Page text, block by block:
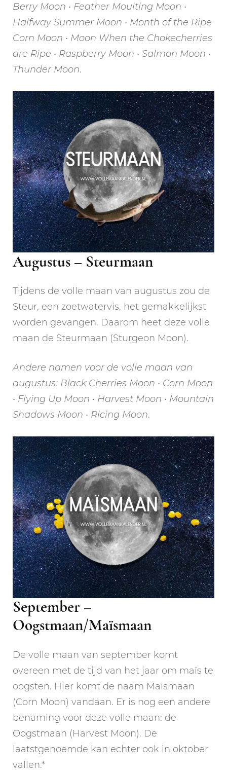
Berry Moon • Feather Moulting Moon •
Halfway Summer Moon • Month of the Ripe
Corn Moon • Moon When the Chokecherries
are Ripe • Raspberry Moon • Salmon Moon •
Thunder Moon.
Augustus – Steurmaan
Tijdens de volle maan van augustus zou de
Steur, een zoetwatervis, het gemakkelijkst
worden gevangen. Daarom heet deze volle
maan de Steurmaan (Sturgeon Moon).
Andere namen voor de volle maan van
augustus: Black Cherries Moon • Corn Moon
• Flying Up Moon • Harvest Moon • Mountain
Shadows Moon • Ricing Moon.
September –
Oogstmaan/Maïsmaan
De volle maan van september komt
overeen met de tijd van het jaar om maïs te
oogsten. Hier komt de naam Maïsmaan
(Corn Moon) vandaan. Er is nog een andere
benaming voor deze volle maan: de
Oogstmaan (Harvest Moon). De
laatstgenoemde kan echter ook in oktober
vallen.*